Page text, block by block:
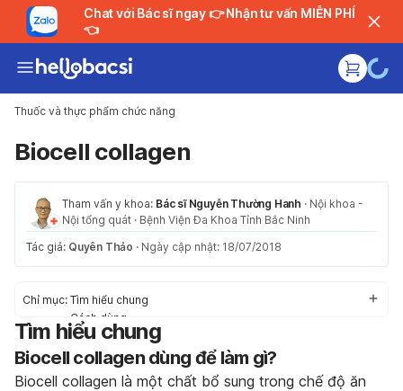
Chat với Bác sĩ ngay 👉 Nhận tư vấn MIỄN PHÍ
👈
Thuốc và thực phẩm chức năng
Biocell collagen
Tham vấn y khoa: Bác sĩ Nguyễn Thường Hanh · Nội khoa -
Nội tổng quát · Bệnh Viện Đa Khoa Tỉnh Bắc Ninh
Tác giả: Quyên Thảo · Ngày cập nhật: 18/07/2018
Chỉ mục: Tìm hiểu chung
Cách dùng
Tác dụng phụ
Thận trọng
Tương tác
Tìm hiểu chung
Biocell collagen dùng để làm gì?
Biocell collagen là một chất bổ sung trong chế độ ăn